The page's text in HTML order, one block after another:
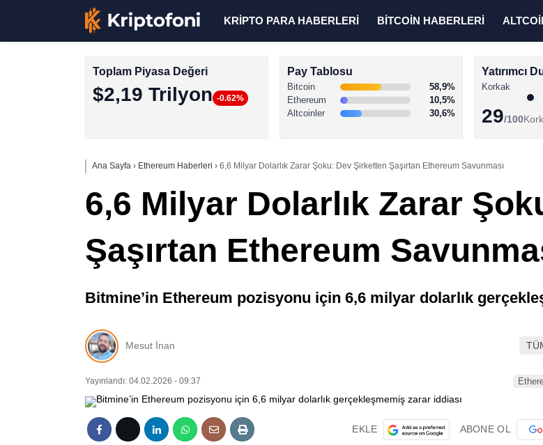
KRİPTO PARA HABERLERİ BİTCOİN HABERLERİ
Toplam Piyasa Değeri
$2,19 Trilyon -0.62%
Pay Tablosu
Bitcoin
58,9%
Ethereum
10,5%
Altcoinler
30,6%
Yatırımcı
Korkak
29/100
Ana Sayfa › Ethereum Haberleri › 6,6 Milyar Dolarlık Zarar Şoku: Dev Şirketten Şaşırtan Ethereum Savunması
6,6 Milyar Dolarlık Zarar
Şaşırtan Ethereum
Bitmine’in Ethereum pozisyonu için 6,6 milyar dolarlık
Mesut İnan
Yayınlandı: 04.02.2026 - 09:37
EKLE ABONE OL